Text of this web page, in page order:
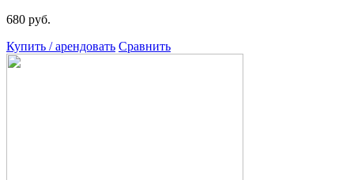
680 руб.
Купить / арендовать Сравнить